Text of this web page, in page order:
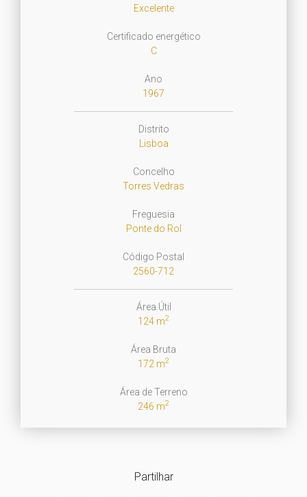
Excelente
Certificado energético
C
Ano
1967
Distrito
Lisboa
Concelho
Torres Vedras
Freguesia
Ponte do Rol
Código Postal
2560-712
Área Útil
124 m2
Área Bruta
172 m2
Área de Terreno
246 m2
Partilhar